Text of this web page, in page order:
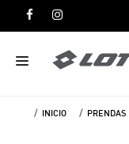
INICIO PRENDAS